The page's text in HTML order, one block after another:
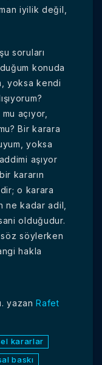
iyilik değil,
soruları
konuda
yoksa kendi
açıyor,
Bir karara
yoksa
aşıyor
kararın
o karara
ne kadar adil,
olduğudur.
söz söylerken
hakla
yazanRafet
kararlar
baskı